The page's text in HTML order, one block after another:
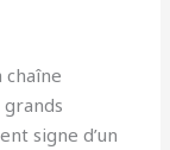
signe d’un